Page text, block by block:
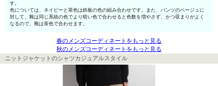
す。
色については、ネイビーと茶色は鉄板の色の組み合わせです。また、パンツのベージュに
対して、靴は同じ系統の色でより暗い色で合わせると色数を増やさず、かつ収まりがよく
なるので、靴は茶色で合わせます。
春のメンズコーディネートをもっと見る
秋のメンズコーディネートをもっと見る
ニットジャケットのシャツカジュアルスタイル